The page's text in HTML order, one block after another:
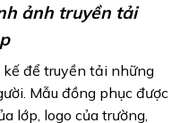
ảnh truyền tải
để truyền tải những
Mẫu đồng phục được
lớp, logo của trường,